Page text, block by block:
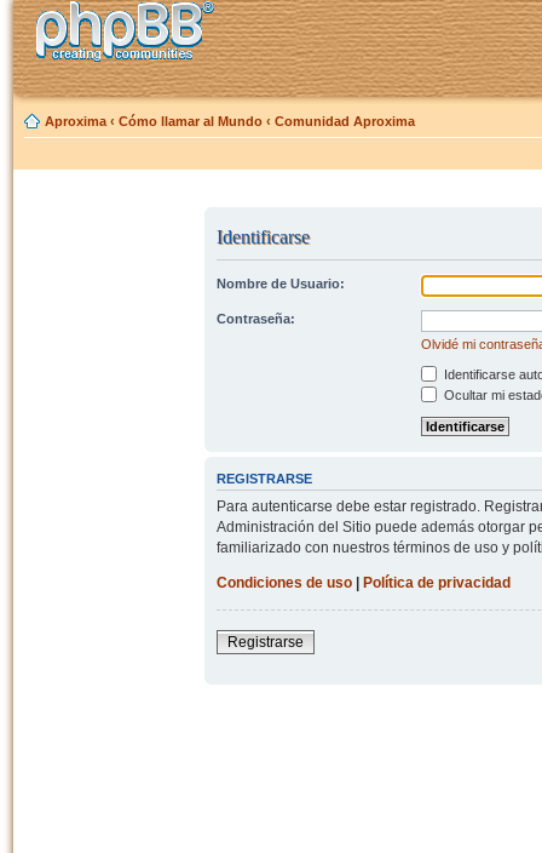
Aproxima ‹ Cómo llamar al Mundo ‹ Comunidad Aproxima
Identificarse
Nombre de Usuario:
Contraseña:
Olvidé mi
Identificarse
Ocultar mi
REGISTRARSE
Para autenticarse debe estar registrado.
Administración del Sitio puede además otorgar
familiarizado con nuestros términos de uso y
Condiciones de uso| Política de privacidad
Registrarse